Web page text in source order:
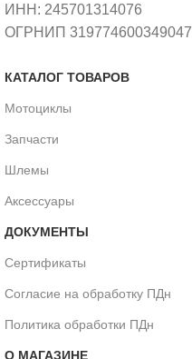
ИНН: 245701314076
ОГРНИП 319774600349047
КАТАЛОГ ТОВАРОВ
Мотоциклы
Запчасти
Шлемы
Аксессуары
ДОКУМЕНТЫ
Сертификаты
Согласие на обработку ПДн
Политика обработки ПДн
О МАГАЗИНЕ